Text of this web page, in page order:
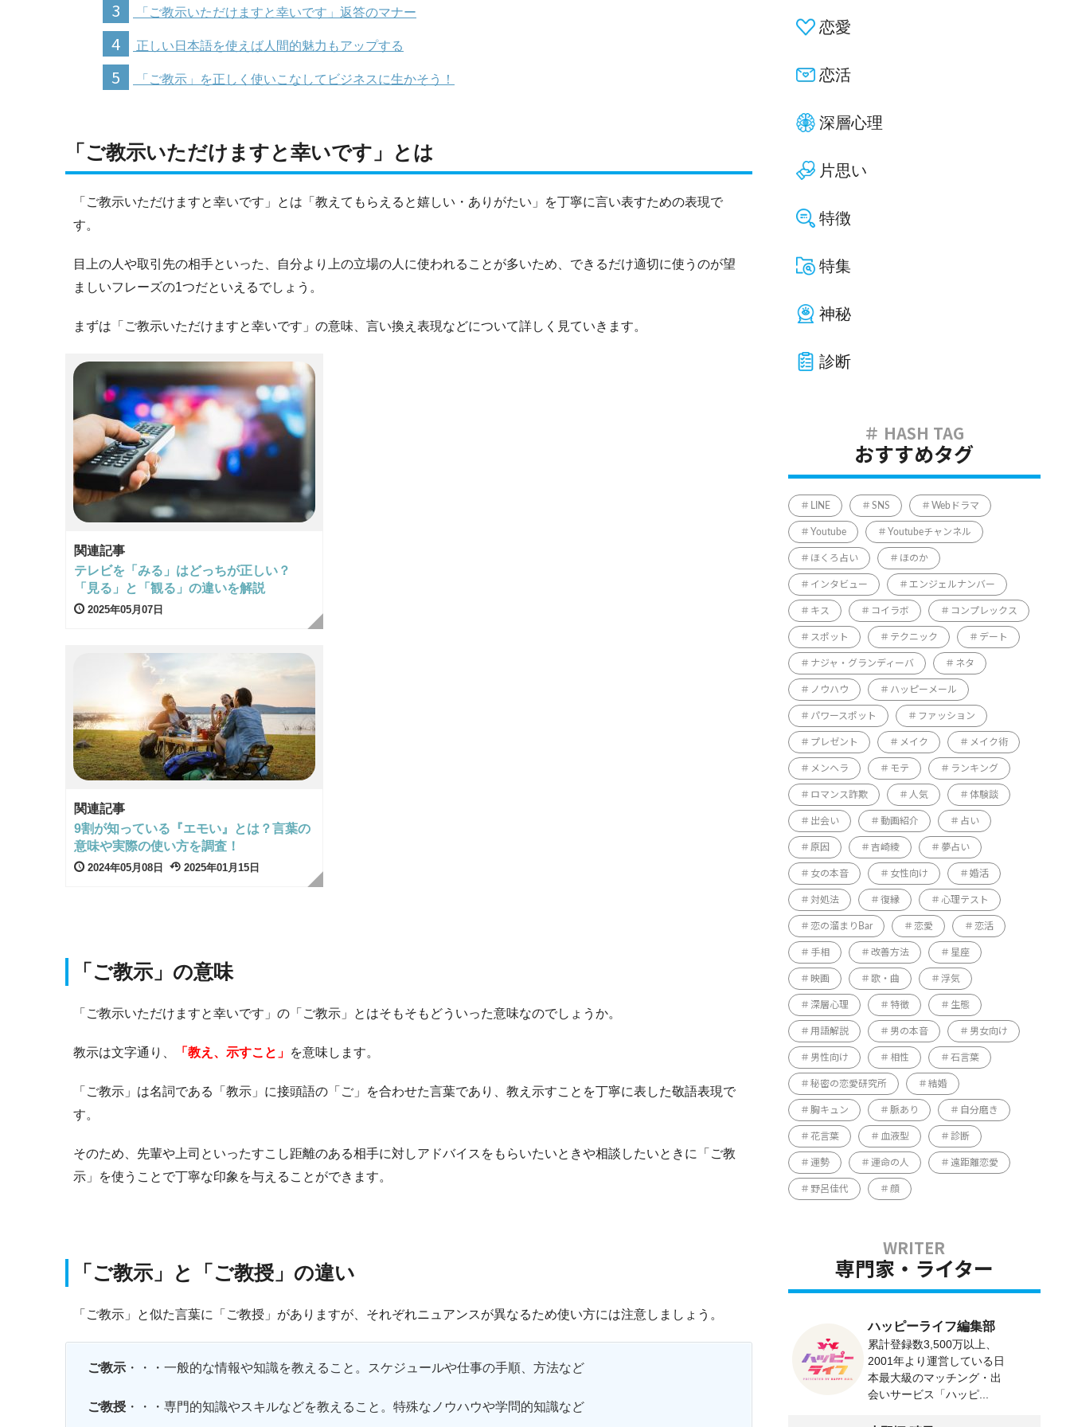
3 「ご教示いただけますと幸いです」返答のマナー
4 正しい日本語を使えば人間的魅力もアップする
5 「ご教示」を正しく使いこなしてビジネスに生かそう！
「ご教示いただけますと幸いです」とは
「ご教示いただけますと幸いです」とは「教えてもらえると嬉しい・ありがたい」を丁寧に言い表すための表現で
す。
目上の人や取引先の相手といった、自分より上の立場の人に使われることが多いため、できるだけ適切に使うのが望
ましいフレーズの1つだといえるでしょう。
まずは「ご教示いただけますと幸いです」の意味、言い換え表現などについて詳しく見ていきます。
関連記事
テレビを「みる」はどっちが正しい？
「見る」と「観る」の違いを解説
2025年05月07日
関連記事
9割が知っている『エモい』とは？言葉の
意味や実際の使い方を調査！
2024年05月08日 2025年01月15日
「ご教示」の意味
「ご教示いただけますと幸いです」の「ご教示」とはそもそもどういった意味なのでしょうか。
教示は文字通り、 「教え、示すこと」 を意味します。
「ご教示」は名詞である「教示」に接頭語の「ご」を合わせた言葉であり、教え示すことを丁寧に表した敬語表現で
す。
そのため、先輩や上司といったすこし距離のある相手に対しアドバイスをもらいたいときや相談したいときに「ご教
示」を使うことで丁寧な印象を与えることができます。
「ご教示」と「ご教授」の違い
「ご教示」と似た言葉に「ご教授」がありますが、それぞれニュアンスが異なるため使い方には注意しましょう。
ご教示 ・・・一般的な情報や知識を教えること。スケジュールや仕事の手順、方法など
ご教授 ・・・専門的知識やスキルなどを教えること。特殊なノウハウや学問的知識など
恋愛
恋活
深層心理
片思い
特徴
特集
神秘
診断
おすすめタグ
LINE SNS Webドラマ
Youtube Youtubeチャンネル
ほくろ占い ほのか
インタビュー エンジェルナンバー
キス コイラボ コンプレックス
スポット テクニック デート
ナジャ・グランディーバ ネタ
ノウハウ ハッピーメール
パワースポット ファッション
プレゼント メイク メイク術
メンヘラ モテ ランキング
ロマンス詐欺 人気 体験談
出会い 動画紹介 占い
原因 吉崎綾 夢占い
女の本音 女性向け 婚活
対処法 復縁 心理テスト
恋の溜まりBar 恋愛 恋活
手相 改善方法 星座
映画 歌・曲 浮気
深層心理 特徴 生態
用語解説 男の本音 男女向け
男性向け 相性 石言葉
秘密の恋愛研究所 結婚
胸キュン 脈あり 自分磨き
花言葉 血液型 診断
運勢 運命の人 遠距離恋愛
野呂佳代 顔
専門家・ライター
ハッピーライフ編集部
累計登録数3,500万以上、
2001年より運営している日
本最大級のマッチング・出
会いサービス「ハッピ...